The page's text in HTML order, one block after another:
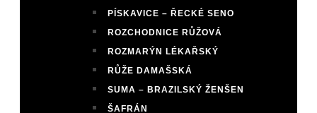
PÍSKAVICE – ŘECKÉ SENO
ROZCHODNICE RŮŽOVÁ
ROZMARÝN LÉKAŘSKÝ
RŮŽE DAMAŠSKÁ
SUMA – BRAZILSKÝ ŽENŠEN
ŠAFRÁN